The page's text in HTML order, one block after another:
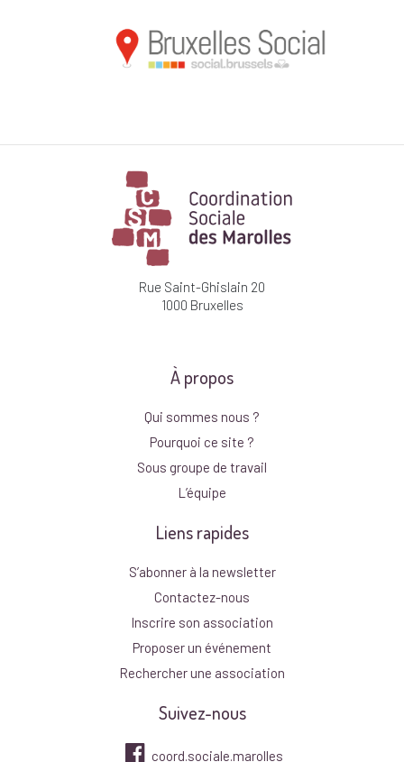
Rue Saint-Ghislain 20
1000 Bruxelles
À propos
Qui sommes nous ?
Pourquoi ce site ?
Sous groupe de travail
L’équipe
Liens rapides
S’abonner à la newsletter
Contactez-nous
Inscrire son association
Proposer un événement
Rechercher une association
Suivez-nous
coord.sociale.marolles